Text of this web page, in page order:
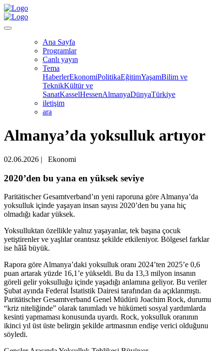
Ana Sayfa
Programlar
Canlı yayın
Tema
HaberlerEkonomiPolitikaEğitimYaşamBilim ve
TeknikKültür ve
SanatKasselHessenAlmanyaDünyaTürkiye
iletişim
ara
Almanya’da yoksulluk artıyor
02.06.2026 | Ekonomi
2020’den bu yana en yüksek seviye
Paritätischer Gesamtverband’ın yeni raporuna göre Almanya’da
yoksulluk içinde yaşayan insan sayısı 2020’den bu yana hiç
olmadığı kadar yüksek.
Yoksulluktan özellikle yalnız yaşayanlar, tek başına çocuk
yetiştirenler ve yaşlılar orantısız şekilde etkileniyor. Bölgesel farklar
ise hâlâ büyük.
Rapora göre Almanya’daki yoksulluk oranı 2024’ten 2025’e 0,6
puan artarak yüzde 16,1’e yükseldi. Bu da 13,3 milyon insanın
göreli gelir yoksulluğu içinde yaşadığı anlamına geliyor. Bu veriler
Şubat ayında Federal İstatistik Dairesi tarafından da açıklanmıştı.
Paritätischer Gesamtverband Genel Müdürü Joachim Rock, durumu
“kriz niteliğinde” olarak tanımladı ve hükümeti sosyal yardımlarda
kesinti yapmaması konusunda uyardı. Rock, yoksulluk oranının
ikinci yıl üst üste belirgin şekilde artmasının endişe verici olduğunu
söyledi.